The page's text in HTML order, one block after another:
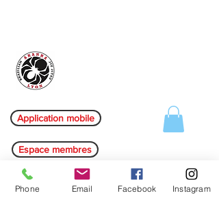
Application mobile
Espace membres
A propos
du club
Phone Email Facebook Instagram